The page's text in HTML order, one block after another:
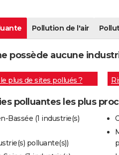
Pollution de l'air
possède aucune
plus de sites pollués ?
polluantes les plus
Bassée (1 industrie(s)
polluante(s))